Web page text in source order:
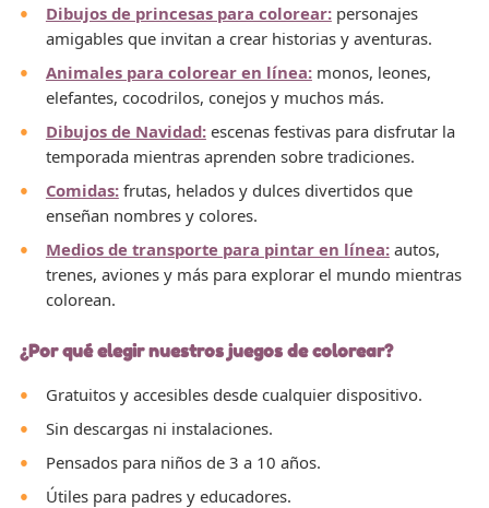
Dibujos de princesas para colorear:personajes
amigables que invitan a crear historias y aventuras.
Animales para colorear en línea:monos, leones,
elefantes, cocodrilos, conejos y muchos más.
Dibujos de Navidad:escenas festivas para disfrutar la
temporada mientras aprenden sobre tradiciones.
Comidas:frutas, helados y dulces divertidos que
enseñan nombres y colores.
Medios de transporte para pintar en línea:autos,
trenes, aviones y más para explorar el mundo mientras
colorean.
¿Por qué elegir nuestros juegos de colorear?
Gratuitos y accesibles desde cualquier dispositivo.
Sin descargas ni instalaciones.
Pensados para niños de 3 a 10 años.
Útiles para padres y educadores.